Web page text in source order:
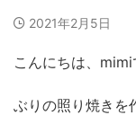
2021年2月5日
こんにちは、mimi
ぶりの照り焼きを